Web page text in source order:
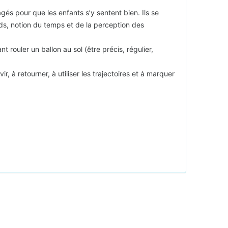
pour que les enfants s’y sentent bien. Ils se
notion du temps et de la perception des
rouler un ballon au sol (être précis, régulier,
à retourner, à utiliser les trajectoires et à marquer